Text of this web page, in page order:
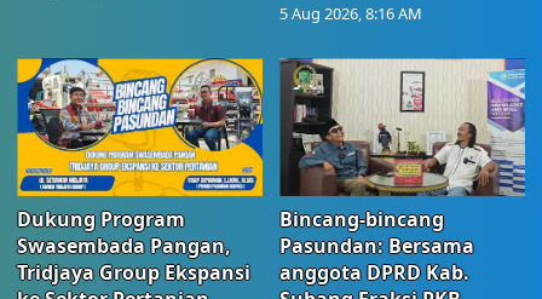
5 Aug 2026, 8:16 AM
Dukung Program
Swasembada Pangan,
Tridjaya Group Ekspansi
Bincang-bincang
Pasundan: Bersama
anggota DPRD Kab.